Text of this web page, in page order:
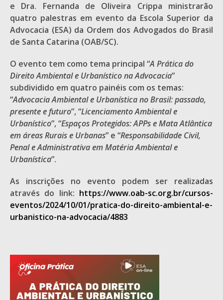
e Dra. Fernanda de Oliveira Crippa ministrarão
quatro palestras em evento da Escola Superior da
Advocacia (ESA) da Ordem dos Advogados do Brasil
de Santa Catarina (OAB/SC).
O evento tem como tema principal “A Prática do
Direito Ambiental e Urbanístico na Advocacia”
subdividido em quatro painéis com os temas:
“Advocacia Ambiental e Urbanística no Brasil: passado,
presente e futuro”, “Licenciamento Ambiental e
Urbanístico”, “Espaços Protegidos: APPs e Mata Atlântica
em áreas Rurais e Urbanas” e “Responsabilidade Civil,
Penal e Administrativa em Matéria Ambiental e
Urbanística”.
As inscrições no evento podem ser realizadas
através do link: https://www.oab-sc.org.br/cursos-
eventos/2024/10/01/pratica-do-direito-ambiental-e-
urbanistico-na-advocacia/4883